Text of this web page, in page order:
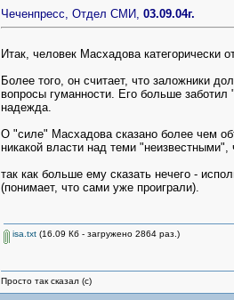
Чеченпресс, Отдел СМИ, 03.09.04г.
Итак, человек Масхадова категорически
Более того, он считает, что заложники
вопросы гуманности. Его больше
надежда.
О "силе" Масхадова сказано более чем
никакой власти над теми "неизвестными",
так как больше ему сказать нечего -
(понимает, что сами уже проиграли).
isa.txt(16.09 Кб - загружено 2864 раз.)
Просто так сказал (с)